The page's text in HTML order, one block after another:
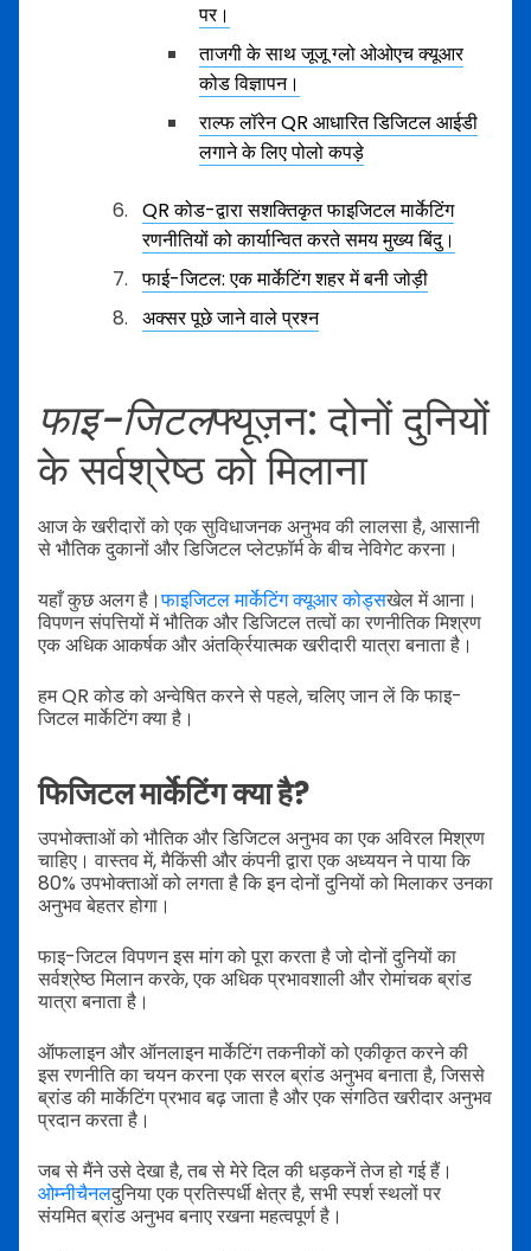
पर।
ताजगी के साथ जूजू ग्लो ओओएच क्यूआर
कोड विज्ञापन।
राल्फ लॉरेन QR आधारित डिजिटल आईडी
लगाने के लिए पोलो कपड़े
QR कोड-द्वारा सशक्तिकृत फाइजिटल मार्केटिंग
रणनीतियों को कार्यान्वित करते समय मुख्य बिंदु।
फाई-जिटल: एक मार्केटिंग शहर में बनी जोड़ी
अक्सर पूछे जाने वाले प्रश्न
फाइ-जिटलफ्यूज़न: दोनों दुनियों
के सर्वश्रेष्ठ को मिलाना
आज के खरीदारों को एक सुविधाजनक अनुभव की लालसा है, आसानी
से भौतिक दुकानों और डिजिटल प्लेटफ़ॉर्म के बीच नेविगेट करना।
यहाँ कुछ अलग है।फाइजिटल मार्केटिंग क्यूआर कोड्सखेल में आना।
विपणन संपत्तियों में भौतिक और डिजिटल तत्वों का रणनीतिक मिश्रण
एक अधिक आकर्षक और अंतर्क्रियात्मक खरीदारी यात्रा बनाता है।
हम QR कोड को अन्वेषित करने से पहले, चलिए जान लें कि फाइ-
जिटल मार्केटिंग क्या है।
फिजिटल मार्केटिंग क्या है?
उपभोक्ताओं को भौतिक और डिजिटल अनुभव का एक अविरल मिश्रण
चाहिए। वास्तव में, मैकिंसी और कंपनी द्वारा एक अध्ययन ने पाया कि
80% उपभोक्ताओं को लगता है कि इन दोनों दुनियों को मिलाकर उनका
अनुभव बेहतर होगा।
फाइ-जिटल विपणन इस मांग को पूरा करता है जो दोनों दुनियों का
सर्वश्रेष्ठ मिलान करके, एक अधिक प्रभावशाली और रोमांचक ब्रांड
यात्रा बनाता है।
ऑफलाइन और ऑनलाइन मार्केटिंग तकनीकों को एकीकृत करने की
इस रणनीति का चयन करना एक सरल ब्रांड अनुभव बनाता है, जिससे
ब्रांड की मार्केटिंग प्रभाव बढ़ जाता है और एक संगठित खरीदार अनुभव
प्रदान करता है।
जब से मैंने उसे देखा है, तब से मेरे दिल की धड़कनें तेज हो गई हैं।
ओम्नीचैनलदुनिया एक प्रतिस्पर्धी क्षेत्र है, सभी स्पर्श स्थलों पर
संयमित ब्रांड अनुभव बनाए रखना महत्वपूर्ण है।